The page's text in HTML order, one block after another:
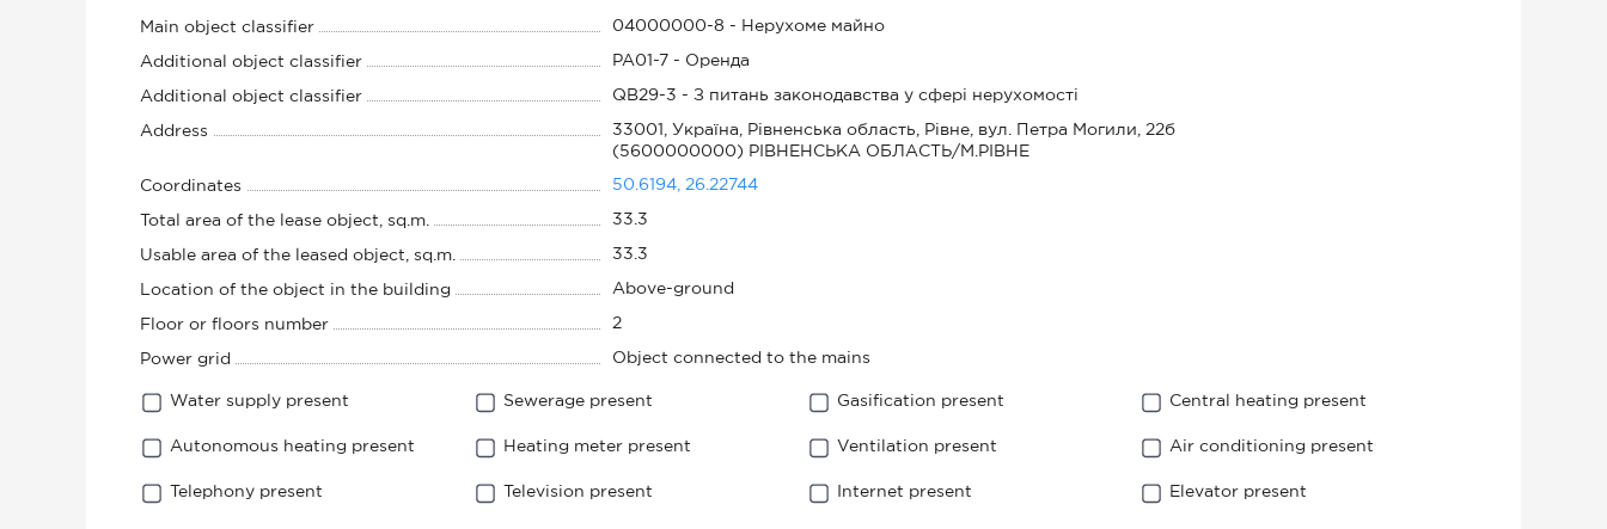
Main object classifier 04000000-8 - Нерухоме майно
Additional object classifier PA01-7 - Оренда
Additional object classifier QB29-3 - З питань законодавства у сфері нерухомості
Address
33001, Україна, Рівненська область, Рівне, вул. Петра Могили, 22б
(5600000000) РІВНЕНСЬКА ОБЛАСТЬ/М.РІВНЕ
Coordinates 50.6194, 26.22744
Total area of the lease object, sq.m. 33.3
Usable area of ​​the leased object, sq.m. 33.3
Location of the object in the building Above-ground
Floor or floors number 2
Power grid Object connected to the mains
Water supply present Sewerage present Gasification present Central heating present
Autonomous heating present Heating meter present Ventilation present Air conditioning present
Telephony present Television present Internet present Elevator present